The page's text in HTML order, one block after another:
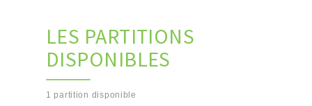
LES PARTITIONS
DISPONIBLES
1 partition disponible